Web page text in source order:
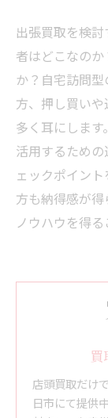
出張買取を検
者はどこなの
か？自宅訪問
方、押し買い
多く耳にしま
活用するため
ェックポイン
方も納得感が
ノウハウを得る
店頭買取だけ
日市にて提供